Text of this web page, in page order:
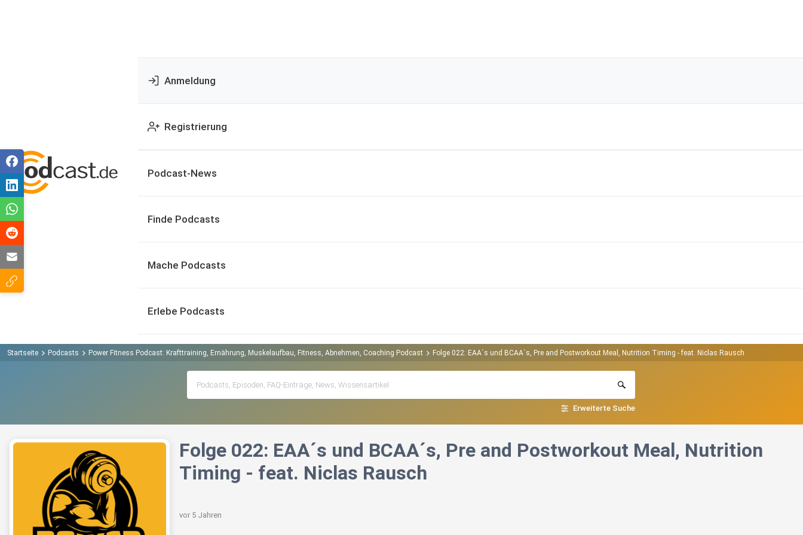
Anmeldung
Registrierung
Podcast-News
Finde Podcasts
Mache Podcasts
Erlebe Podcasts
Startseite Podcasts Power Fitness Podcast: Krafttraining, Ernährung, Muskelaufbau, Fitness, Abnehmen, Coaching Podcast Folge 022: EAA´s und BCAA´s, Pre and Postworkout Meal, Nutrition Timing - feat. Niclas Rausch
Erweiterte Suche
Folge 022: EAA´s und BCAA´s, Pre and Postworkout Meal, Nutrition
Timing - feat. Niclas Rausch
vor 5 Jahren